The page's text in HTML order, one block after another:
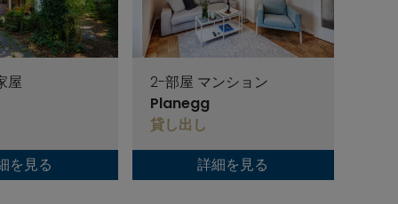
屋
を見る
2-部屋 マンション
Planegg
貸し出し
詳細を見る